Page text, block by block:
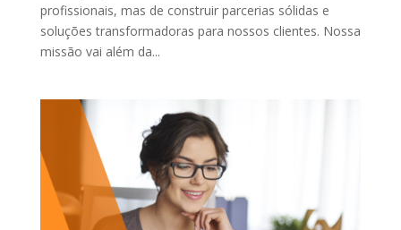
profissionais, mas de construir parcerias sólidas e
soluções transformadoras para nossos clientes. Nossa
missão vai além da...